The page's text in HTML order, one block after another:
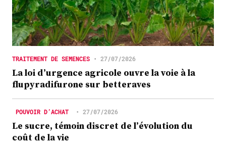
TRAITEMENT DE SEMENCES • 27/07/2026
La loi d’urgence agricole ouvre la voie à la
flupyradifurone sur betteraves
POUVOIR D’ACHAT • 27/07/2026
Le sucre, témoin discret de l’évolution du
coût de la vie